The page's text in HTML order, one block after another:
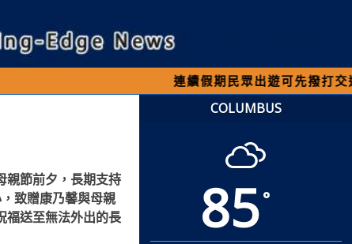
連續假期民眾出遊可先撥打交通 「1968
親節前夕，長期支持
致贈康乃馨與母親
福送至無法外出的長
COLUMBUS
85°